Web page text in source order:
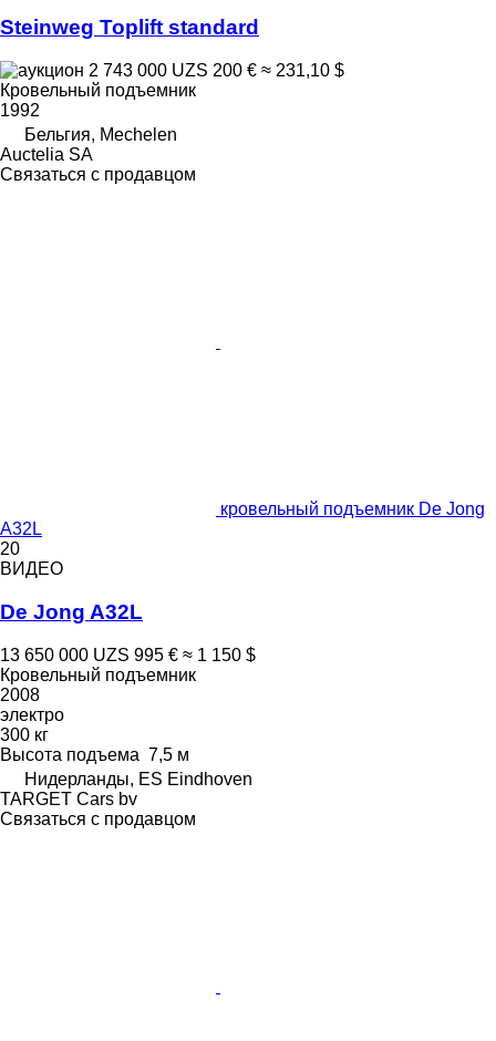
Steinweg Toplift standard
2 743 000 UZS 200 € ≈ 231,10 $
Кровельный подъемник
1992
Бельгия, Mechelen
Auctelia SA
Связаться с продавцом
кровельный подъемник De Jong
A32L
20
ВИДЕО
De Jong A32L
13 650 000 UZS 995 € ≈ 1 150 $
Кровельный подъемник
2008
электро
300 кг
Высота подъема 7,5 м
Нидерланды, ES Eindhoven
TARGET Cars bv
Связаться с продавцом